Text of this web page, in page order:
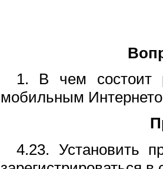
1. В чем состоит
мобильным
4.23. Установить